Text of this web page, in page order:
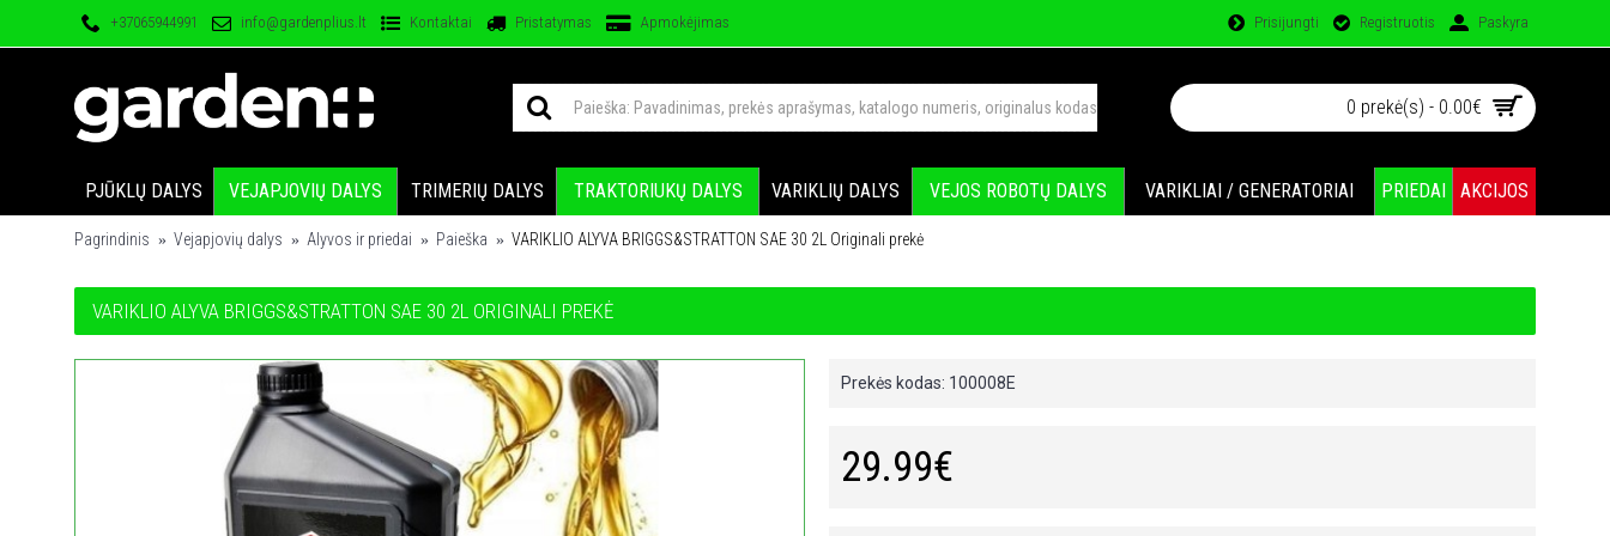
+37065944991 info@gardenplius.lt Kontaktai Pristatymas Apmokėjimas Prisijungti Registruotis Paskyra
0 prekė(s) - 0.00€
PJŪKLŲ DALYS VEJAPJOVIŲ DALYS TRIMERIŲ DALYS TRAKTORIUKŲ DALYS VARIKLIŲ DALYS VEJOS ROBOTŲ DALYS VARIKLIAI / GENERATORIAI PRIEDAI AKCIJOS
Pagrindinis Vejapjovių dalys Alyvos ir priedai Paieška VARIKLIO ALYVA BRIGGS&STRATTON SAE 30 2L Originali prekė
VARIKLIO ALYVA BRIGGS&STRATTON SAE 30 2L ORIGINALI PREKĖ
Prekės kodas: 100008E
29.99€